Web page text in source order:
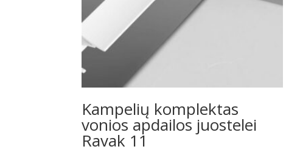
Kampelių komplektas
vonios apdailos juostelei
Ravak 11